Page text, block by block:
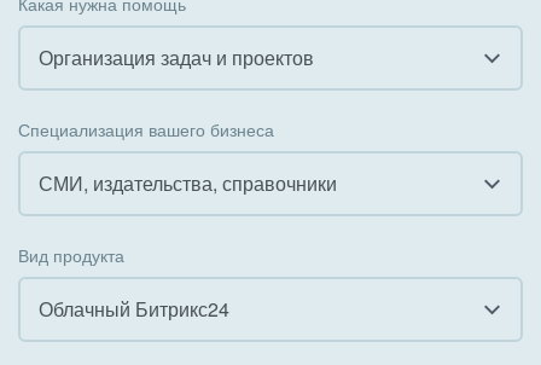
Организация задач и проектов
Внедрение КЭДО
Интеграция с 1С
Организация задач и проектов
Специализация вашего бизнеса
СМИ, издательства, справочники
Государственные организации
Вид продукта
Облачный Битрикс24